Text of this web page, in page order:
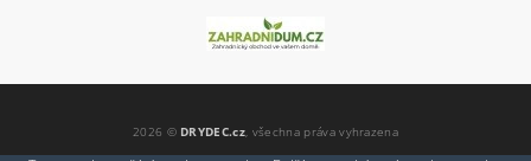
2026 © DRYDEC.cz, všechna práva vyhrazena